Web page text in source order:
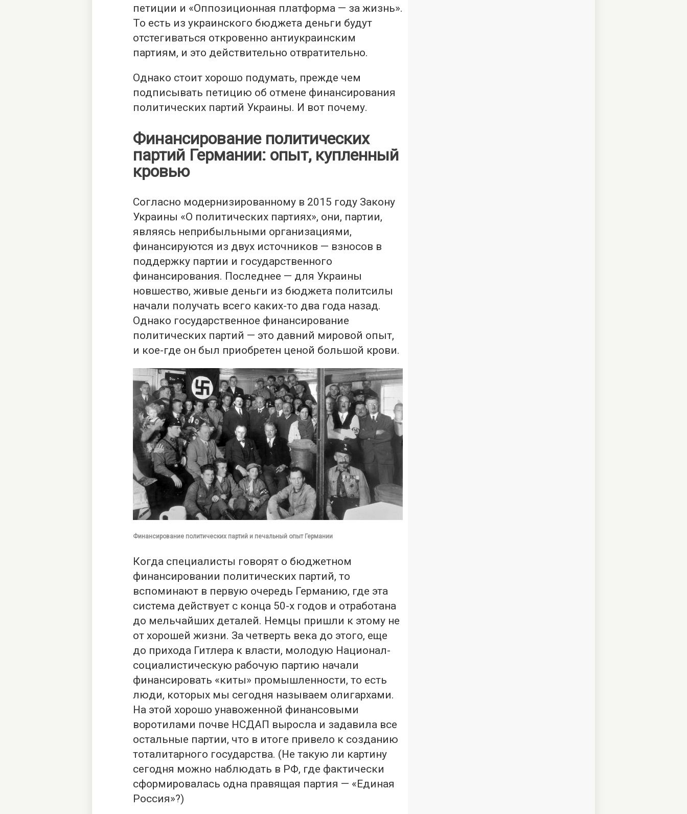
петиции и «Оппозиционная платформа — за жизнь».
То есть из украинского бюджета деньги будут
отстегиваться откровенно антиукраинским
партиям, и это действительно отвратительно.
Однако стоит хорошо подумать, прежде чем
подписывать петицию об отмене финансирования
политических партий Украины. И вот почему.
Финансирование политических
партий Германии: опыт, купленный
кровью
Согласно модернизированному в 2015 году Закону
Украины «О политических партиях», они, партии,
являясь неприбыльными организациями,
финансируются из двух источников — взносов в
поддержку партии и государственного
финансирования. Последнее — для Украины
новшество, живые деньги из бюджета политсилы
начали получать всего каких-то два года назад.
Однако государственное финансирование
политических партий — это давний мировой опыт,
и кое-где он был приобретен ценой большой крови.
Финансирование политических партий и печальный опыт Германии
Когда специалисты говорят о бюджетном
финансировании политических партий, то
вспоминают в первую очередь Германию, где эта
система действует с конца 50-х годов и отработана
до мельчайших деталей. Немцы пришли к этому не
от хорошей жизни. За четверть века до этого, еще
до прихода Гитлера к власти, молодую Национал-
социалистическую рабочую партию начали
финансировать «киты» промышленности, то есть
люди, которых мы сегодня называем олигархами.
На этой хорошо унавоженной финансовыми
воротилами почве НСДАП выросла и задавила все
остальные партии, что в итоге привело к созданию
тоталитарного государства. (Не такую ли картину
сегодня можно наблюдать в РФ, где фактически
сформировалась одна правящая партия — «Единая
Россия»?)